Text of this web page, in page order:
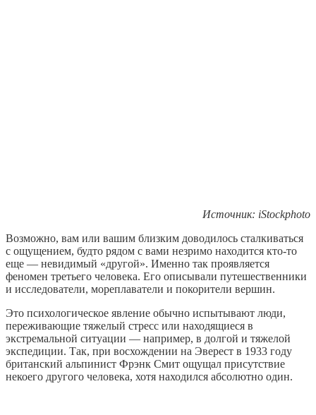
Источник: iStockphoto
Возможно, вам или вашим близким доводилось сталкиваться
с ощущением, будто рядом с вами незримо находится кто-то
еще — невидимый «другой». Именно так проявляется
феномен третьего человека. Его описывали путешественники
и исследователи, мореплаватели и покорители вершин.
Это психологическое явление обычно испытывают люди,
переживающие тяжелый стресс или находящиеся в
экстремальной ситуации — например, в долгой и тяжелой
экспедиции. Так, при восхождении на Эверест в 1933 году
британский альпинист Фрэнк Смит ощущал присутствие
некоего другого человека, хотя находился абсолютно один.